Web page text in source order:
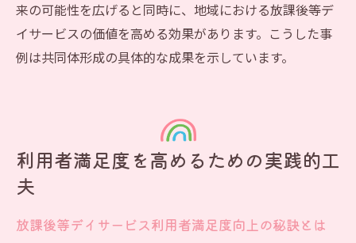
来の可能性を広げると同時に、地域における放課後等デ
イサービスの価値を高める効果があります。こうした事
例は共同体形成の具体的な成果を示しています。
利用者満足度を高めるための実践的工
夫
放課後等デイサービス利用者満足度向上の秘訣とは